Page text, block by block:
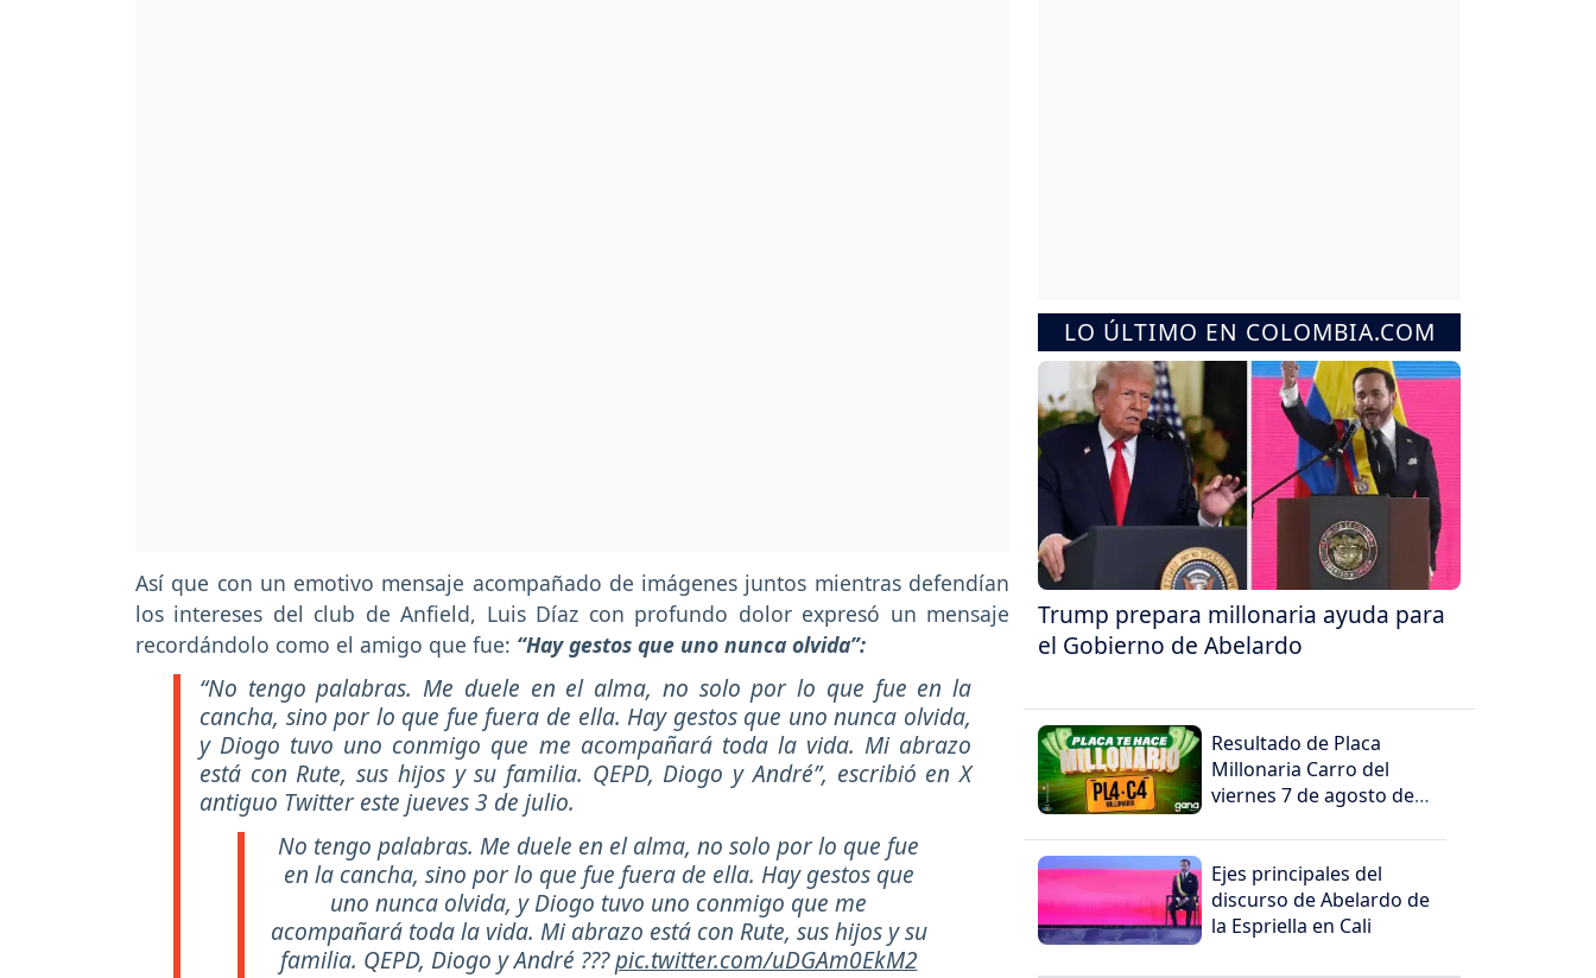
Así que con un emotivo mensaje acompañado de imágenes juntos mientras defendían
los intereses del club de Anfield, Luis Díaz con profundo dolor expresó un mensaje
recordándolo como el amigo que fue: “Hay gestos que uno nunca olvida”:
“No tengo palabras. Me duele en el alma, no solo por lo que fue en la
cancha, sino por lo que fue fuera de ella. Hay gestos que uno nunca olvida,
y Diogo tuvo uno conmigo que me acompañará toda la vida. Mi abrazo
está con Rute, sus hijos y su familia. QEPD, Diogo y André”, escribió en X
antiguo Twitter este jueves 3 de julio.
No tengo palabras. Me duele en el alma, no solo por lo que fue
en la cancha, sino por lo que fue fuera de ella. Hay gestos que
uno nunca olvida, y Diogo tuvo uno conmigo que me
acompañará toda la vida. Mi abrazo está con Rute, sus hijos y su
familia. QEPD, Diogo y André ???pic.twitter.com/uDGAm0EkM2
LO ÚLTIMO EN COLOMBIA.COM
Trump prepara millonaria ayuda para
el Gobierno de Abelardo
Resultado de Placa
Millonaria Carro del
viernes 7 de agosto de
Ejes principales del
discurso de Abelardo de
la Espriella en Cali